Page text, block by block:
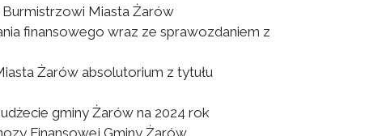
Miasta Żarów
finansowego wraz ze sprawozdaniem z
Żarów absolutorium z tytułu
gminy Żarów na 2024 rok
Finansowej Gminy Żarów